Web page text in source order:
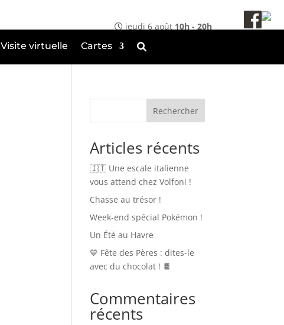
jeudi 6 août 10h - 20h
Visite virtuelle Cartes
Rechercher
Articles récents
🇮🇹 Une escale italienne
vous attend chez Volfoni !
Chasse au trésor !
Week-end spécial Pokémon !
Un Été au Havre
💙 Fête des Pères : dites-le
avec du chocolat ! 🍫
Commentaires
récents